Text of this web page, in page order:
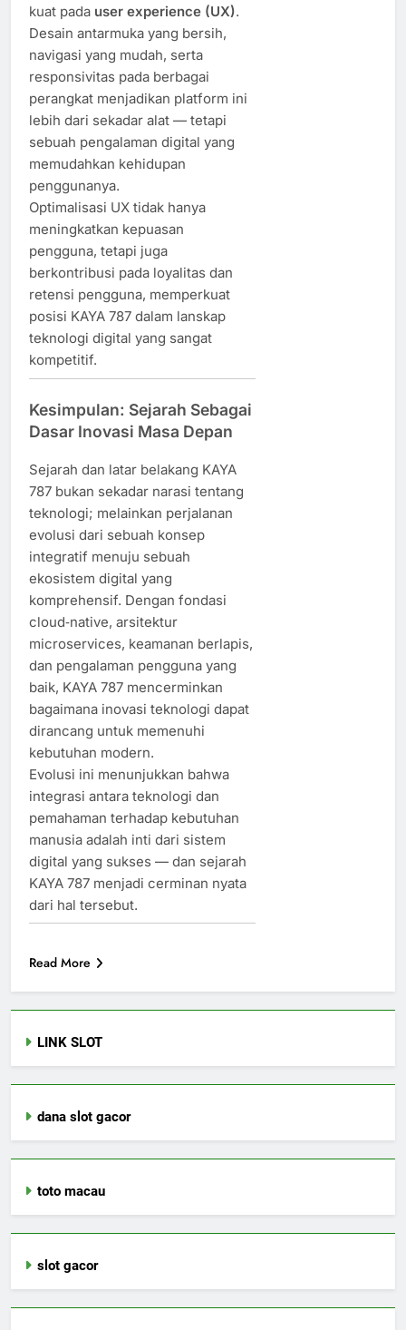
kuat pada user experience (UX).
Desain antarmuka yang bersih,
navigasi yang mudah, serta
responsivitas pada berbagai
perangkat menjadikan platform ini
lebih dari sekadar alat — tetapi
sebuah pengalaman digital yang
memudahkan kehidupan
penggunanya.
Optimalisasi UX tidak hanya
meningkatkan kepuasan
pengguna, tetapi juga
berkontribusi pada loyalitas dan
retensi pengguna, memperkuat
posisi KAYA 787 dalam lanskap
teknologi digital yang sangat
kompetitif.
Kesimpulan: Sejarah Sebagai
Dasar Inovasi Masa Depan
Sejarah dan latar belakang KAYA
787 bukan sekadar narasi tentang
teknologi; melainkan perjalanan
evolusi dari sebuah konsep
integratif menuju sebuah
ekosistem digital yang
komprehensif. Dengan fondasi
cloud‑native, arsitektur
microservices, keamanan berlapis,
dan pengalaman pengguna yang
baik, KAYA 787 mencerminkan
bagaimana inovasi teknologi dapat
dirancang untuk memenuhi
kebutuhan modern.
Evolusi ini menunjukkan bahwa
integrasi antara teknologi dan
pemahaman terhadap kebutuhan
manusia adalah inti dari sistem
digital yang sukses — dan sejarah
KAYA 787 menjadi cerminan nyata
dari hal tersebut.
Read More
LINK SLOT
dana slot gacor
toto macau
slot gacor